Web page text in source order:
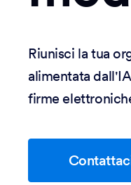
Riunisci la tua
alimentata
firme